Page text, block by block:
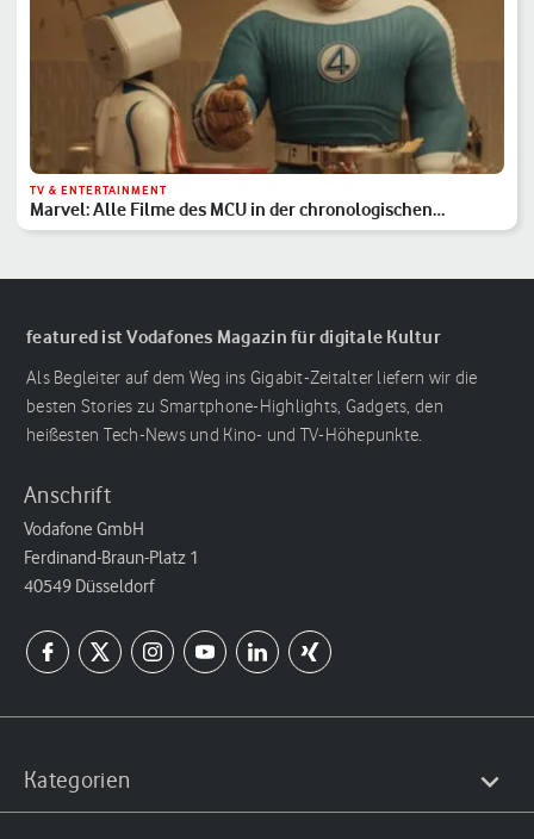
TV & ENTERTAINMENT
Marvel: Alle Filme des MCU in der chronologischen
Reihenfolge
featured ist Vodafones Magazin für digitale Kultur
Als Begleiter auf dem Weg ins Gigabit-Zeitalter liefern wir die
besten Stories zu Smartphone-Highlights, Gadgets, den
heißesten Tech-News und Kino- und TV-Höhepunkte.
Anschrift
Vodafone GmbH
Ferdinand-Braun-Platz 1
40549 Düsseldorf
Kategorien